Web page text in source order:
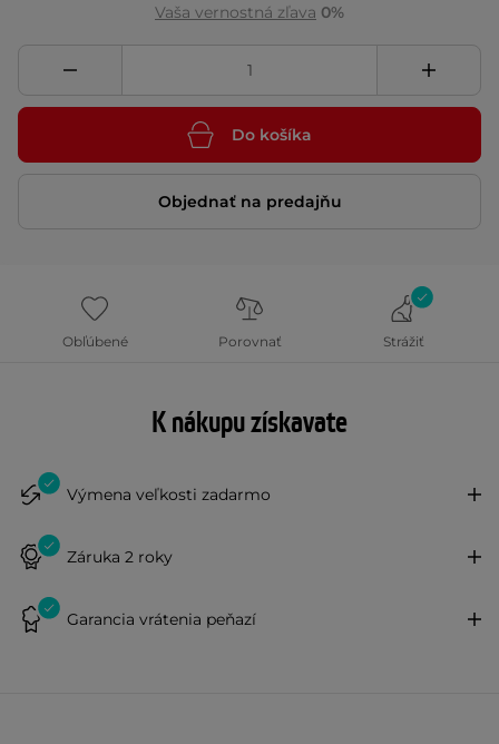
Vaša vernostná zľava 0%
Do košíka
Objednať na predajňu
Obľúbené Porovnať Strážiť
K nákupu získavate
Výmena veľkosti zadarmo
Záruka 2 roky
Garancia vrátenia peňazí